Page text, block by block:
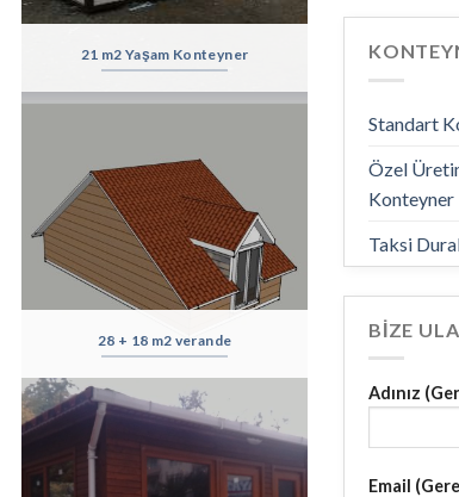
21 m2 Yaşam Konteyner
28 + 18 m2 verande
Standart
Özel
Konteyner
Taksi
BİZE
Adınız
Email